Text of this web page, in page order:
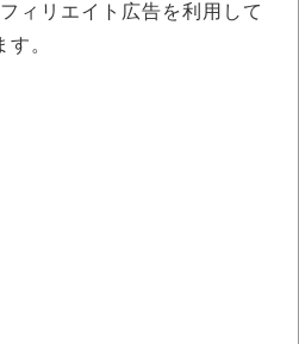
ィリエイト広告を利用して
。